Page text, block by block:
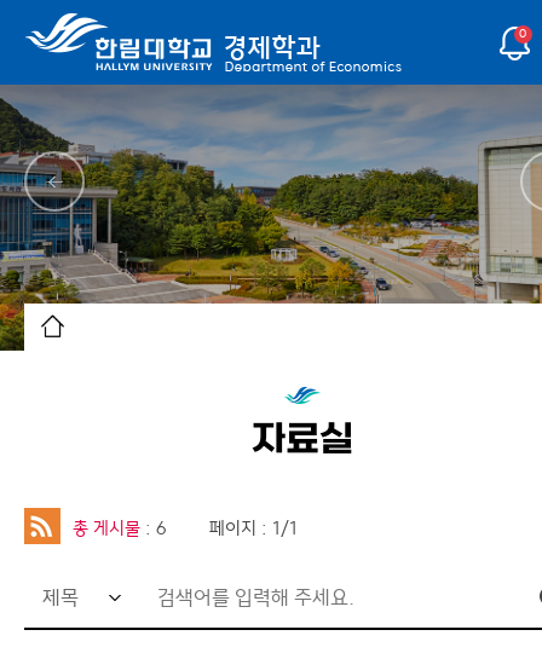
0
자료실
총 게시물 : 6 페이지 : 1/1
검
색